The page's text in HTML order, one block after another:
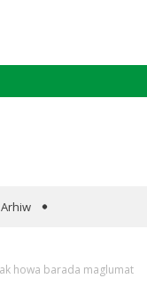
Arhiw
howa barada maglumat